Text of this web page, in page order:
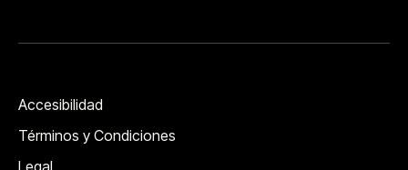
Accesibilidad
Términos y Condiciones
Legal